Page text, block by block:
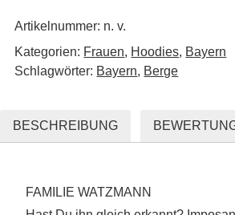
Artikelnummer: n. v.
Kategorien: Frauen, Hoodies, Bayern
Schlagwörter: Bayern, Berge
BESCHREIBUNG
FAMILIE WATZMANN